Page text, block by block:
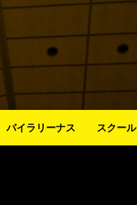
バイラリーナス スクール